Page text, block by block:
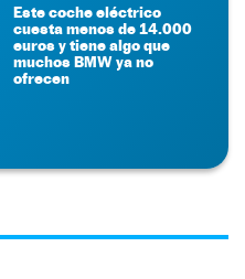
Este coche eléctrico
cuesta menos de 14.000
euros y tiene algo que
muchos BMW ya no
ofrecen